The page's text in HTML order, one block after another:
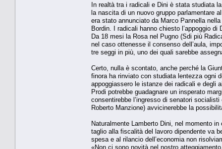
In realtà tra i radicali e Dini è stata studiata
la nascita di un nuovo gruppo parlamentare
era stato annunciato da Marco Pannella
Bordin. I radicali hanno chiesto l’appoggio
Da 18 mesi la Rosa nel Pugno (Sdi più
nel caso ottenesse il consenso dell’aula,
tre seggi in più, uno dei quali sarebbe
Certo, nulla è scontato, anche perché la
finora ha rinviato con studiata lentezza ogni
appoggiassero le istanze dei radicali e degli
Prodi potrebbe guadagnare un insperato
consentirebbe l’ingresso di senatori
Roberto Manzione) avvicinerebbe la
Naturalmente Lamberto Dini, nel momento
taglio alla fiscalità del lavoro dipendente va
spesa e al rilancio dell’economia non
«Non ci sono novità nel nostro